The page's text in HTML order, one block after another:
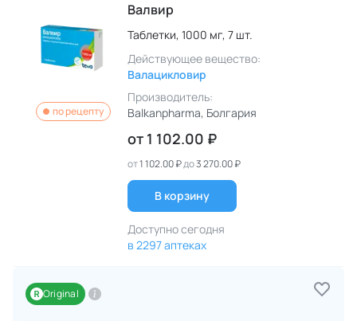
по рецепту
Валвир
Таблетки, 1000 мг, 7 шт.
Действующее вещество:
Валацикловир
Производитель:
Balkanpharma, Болгария
от 1 102.00 ₽
от1 102.00 ₽до3 270.00 ₽
В корзину
Доступно сегодня
в 2297 аптеках
Original